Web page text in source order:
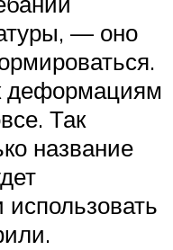
— оно
деформациям
Так
название